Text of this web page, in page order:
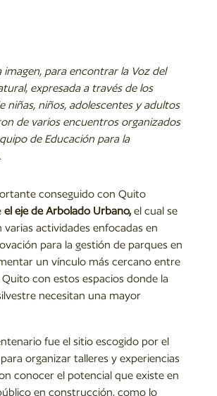
imagen, para encontrar la Voz del
expresada a través de los
niñas, niños, adolescentes y adultos
de varios encuentros organizados
de Educación para la
conseguido con Quito
el eje de Arbolado Urbano, el cual se
varias actividades enfocadas en
para la gestión de parques en
un vínculo más cercano entre
con estos espacios donde la
necesitan una mayor
fue el sitio escogido por el
organizar talleres y experiencias
conocer el potencial que existe en
en construcción, como lo